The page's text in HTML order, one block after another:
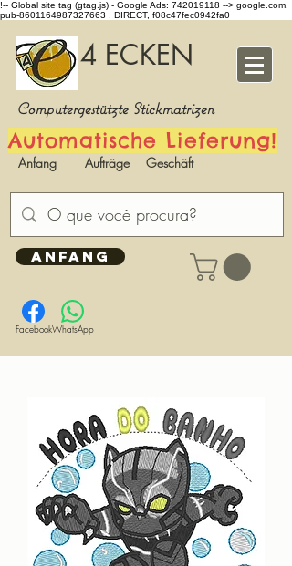
!-- Global site tag (gtag.js) - Google Ads: 742019118 --> google.com,
pub-8601164987327663 , DIRECT, f08c47fec0942fa0
4 ECKEN
Computergestützte Stickmatrizen
Automatische Lieferung!
Anfang Aufträge Geschäft
ANFANG
FacebookWhatsApp